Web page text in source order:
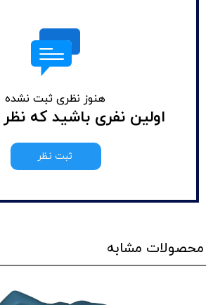
هنوز نظری ثبت نشده
اولین نفری باشید که
ثبت نظر
محصولات مشابه